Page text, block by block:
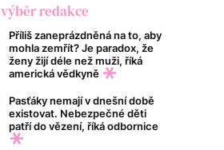
výběr redakce
Příliš zaneprázdněná na to, aby
mohla zemřít? Je paradox, že
ženy žijí déle než muži, říká
americká vědkyně
Pasťáky nemají v dnešní době
existovat. Nebezpečné děti
patří do vězení, říká odbornice